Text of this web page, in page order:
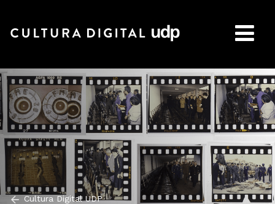
Cultura Digital UDP